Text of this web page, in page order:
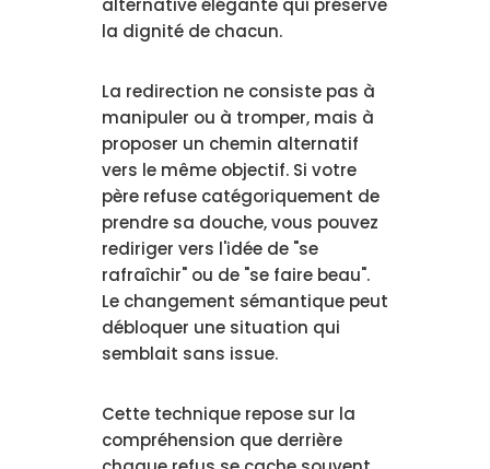
alternative élégante qui préserve
la dignité de chacun.
La redirection ne consiste pas à
manipuler ou à tromper, mais à
proposer un chemin alternatif
vers le même objectif. Si votre
père refuse catégoriquement de
prendre sa douche, vous pouvez
rediriger vers l'idée de "se
rafraîchir" ou de "se faire beau".
Le changement sémantique peut
débloquer une situation qui
semblait sans issue.
Cette technique repose sur la
compréhension que derrière